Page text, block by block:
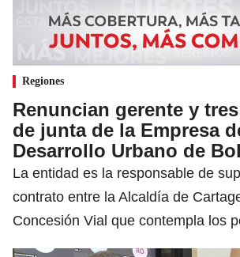
Regiones
Renuncian gerente y
de junta de la Empresa
Desarrollo Urbano de
La entidad es la responsable de
contrato entre la Alcaldía de
Concesión Vial que contempla los